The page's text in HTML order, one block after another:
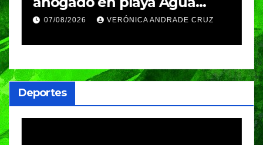
Azul, en Cazones, Veracruz
07/08/2026 VERÓNICA ANDRADE CRUZ
Deportes